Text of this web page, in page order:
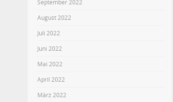
September 2022
August 2022
Juli 2022
Juni 2022
Mai 2022
April 2022
März 2022